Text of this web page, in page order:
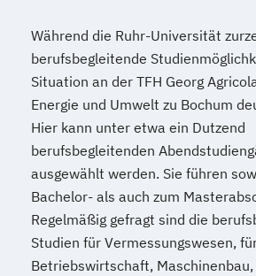
Während die Ruhr-Universität
berufsbegleitende
Situation an der TFH Georg
Energie und Umwelt zu Bochum
Hier kann unter etwa ein Dutzend
berufsbegleitenden
ausgewählt werden. Sie führen
Bachelor- als auch zum
Regelmäßig gefragt sind die
Studien für Vermessungswesen,
Betriebswirtschaft, Maschinenbau,